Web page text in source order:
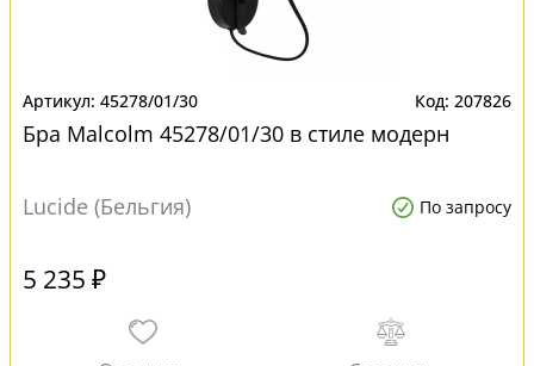
45278/01/30 207826
Бра Malcolm 45278/01/30 в стиле модерн
Lucide (Бельгия) По запросу
5 235 ₽